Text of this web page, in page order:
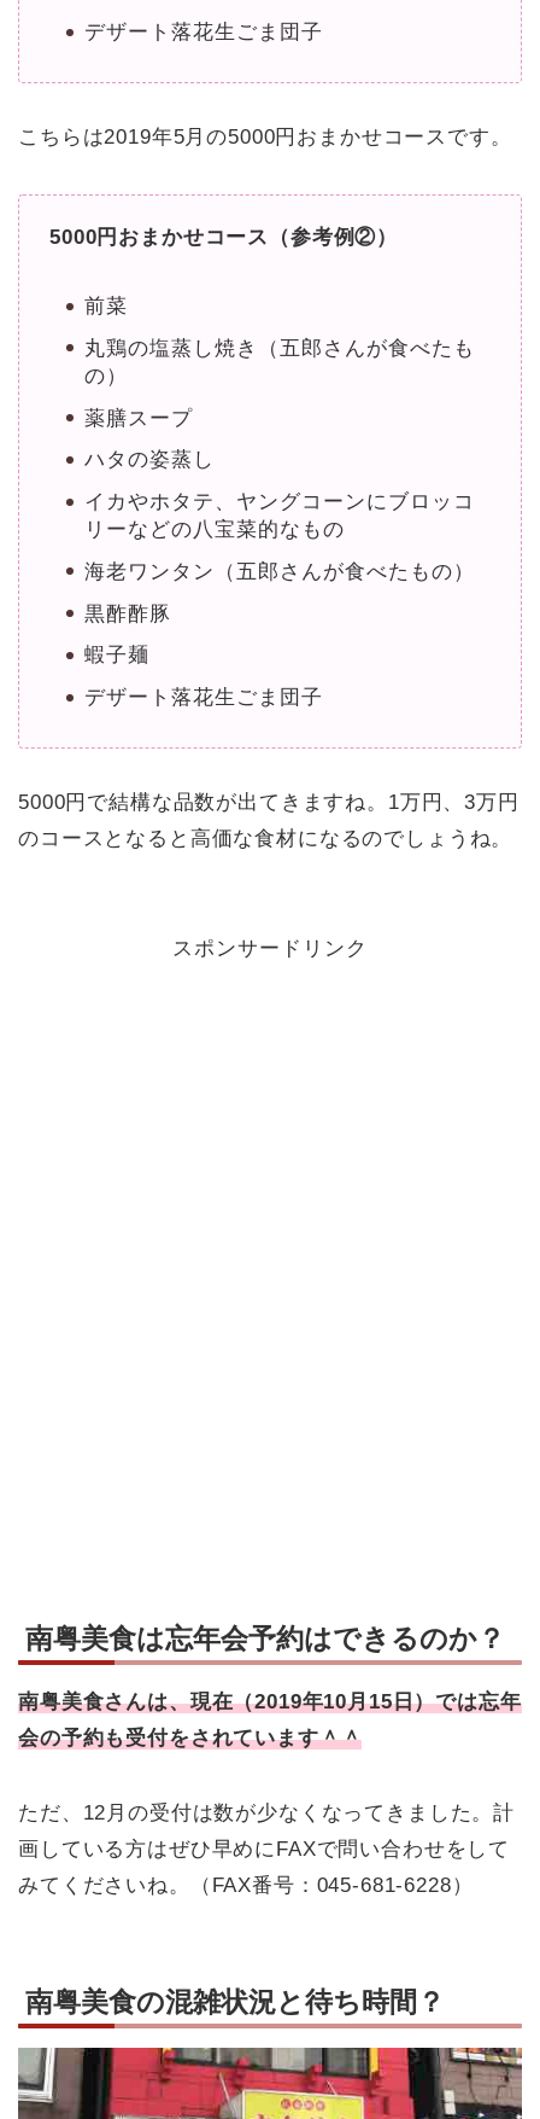
デザート落花生ごま団子
こちらは2019年5月の5000円おまかせコースです。
5000円おまかせコース（参考例②）
前菜
丸鶏の塩蒸し焼き（五郎さんが食べたも
の）
薬膳スープ
ハタの姿蒸し
イカやホタテ、ヤングコーンにブロッコ
リーなどの八宝菜的なもの
海老ワンタン（五郎さんが食べたもの）
黒酢酢豚
蝦子麺
デザート落花生ごま団子
5000円で結構な品数が出てきますね。1万円、3万円
のコースとなると高価な食材になるのでしょうね。
スポンサードリンク
南粤美食は忘年会予約はできるのか？
南粤美食さんは、現在（2019年10月15日）では忘年
会の予約も受付をされています＾＾
ただ、12月の受付は数が少なくなってきました。計
画している方はぜひ早めにFAXで問い合わせをして
みてくださいね。（FAX番号：045-681-6228）
南粤美食の混雑状況と待ち時間？